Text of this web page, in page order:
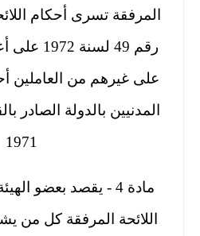
المرفقة تسرى أحكام
رقم 49
على غيرهم من العاملين
1971
مادة 4 - يقصد بعضو
اللائحة المرفقة كل من